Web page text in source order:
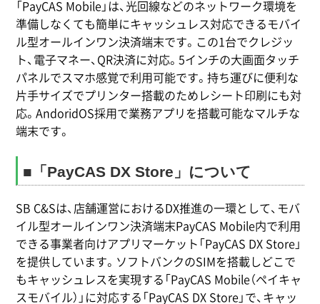
「PayCAS Mobile」は、光回線などのネットワーク環境を
準備しなくても簡単にキャッシュレス対応できるモバイ
ル型オールインワン決済端末です。この1台でクレジッ
ト、電子マネー、QR決済に対応。5インチの大画面タッチ
パネルでスマホ感覚で利用可能です。持ち運びに便利な
片手サイズでプリンター搭載のためレシート印刷にも対
応。AndoridOS採用で業務アプリを搭載可能なマルチな
端末です。
■「PayCAS DX Store」について
SB C&Sは、店舗運営におけるDX推進の一環として、モバ
イル型オールインワン決済端末PayCAS Mobile内で利用
できる事業者向けアプリマーケット「PayCAS DX Store」
を提供しています。ソフトバンクのSIMを搭載しどこで
もキャッシュレスを実現する「PayCAS Mobile（ペイキャ
スモバイル）」に対応する「PayCAS DX Store」で、キャッ